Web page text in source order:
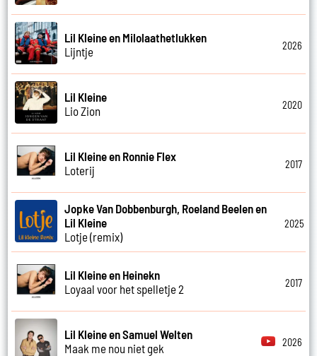
Lil Kleine en Milolaathetlukken
Lijntje
2026
Lil Kleine
Lio Zion
2020
Lil Kleine en Ronnie Flex
Loterij
2017
Jopke Van Dobbenburgh, Roeland Beelen en
Lil Kleine
Lotje (remix)
2025
Lil Kleine en Heinekn
Loyaal voor het spelletje 2
2017
Lil Kleine en Samuel Welten
Maak me nou niet gek
2026